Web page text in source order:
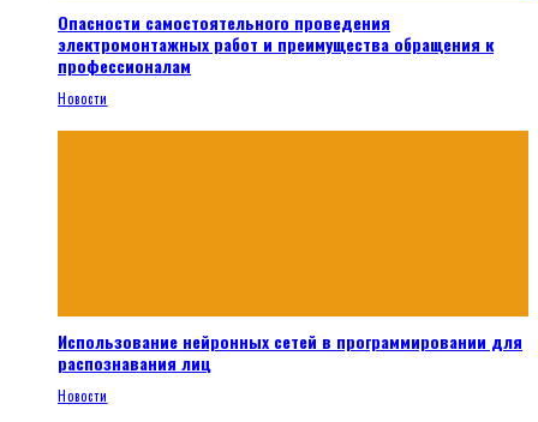
Опасности самостоятельного проведения
электромонтажных работ и преимущества обращения к
профессионалам
Новости
Использование нейронных сетей в программировании для
распознавания лиц
Новости